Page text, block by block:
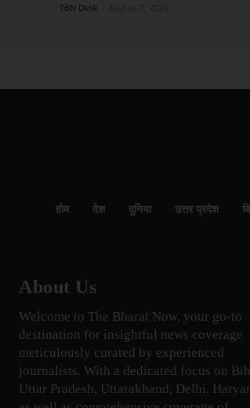
TBN Desk
होम देश दुनिया उत्तर प्रदेश
About Us
Welcome to The Bharat Now, your go-to
destination for insightful news coverage
meticulously curated by experienced
journalists. With a dedicated focus on
Uttar Pradesh, Uttarakhand, Delhi,